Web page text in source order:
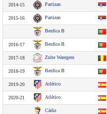
2014-15 Partizan
2015-16 Partizan
BenficaB
2016-17 BenficaB
2017-18 Zulte Waregem
2018-19 BenficaB
2019-20 Atlético
2020-21 Atlético
Cádiz